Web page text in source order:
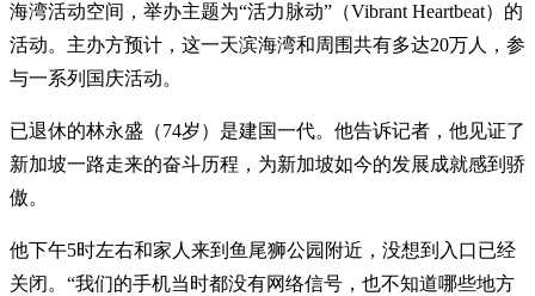
海湾活动空间，举办主题为“活力脉动”（Vibrant Heartbeat）的
活动。主办方预计，这一天滨海湾和周围共有多达20万人，参
与一系列国庆活动。
已退休的林永盛（74岁）是建国一代。他告诉记者，他见证了
新加坡一路走来的奋斗历程，为新加坡如今的发展成就感到骄
傲。
他下午5时左右和家人来到鱼尾狮公园附近，没想到入口已经
关闭。“我们的手机当时都没有网络信号，也不知道哪些地方